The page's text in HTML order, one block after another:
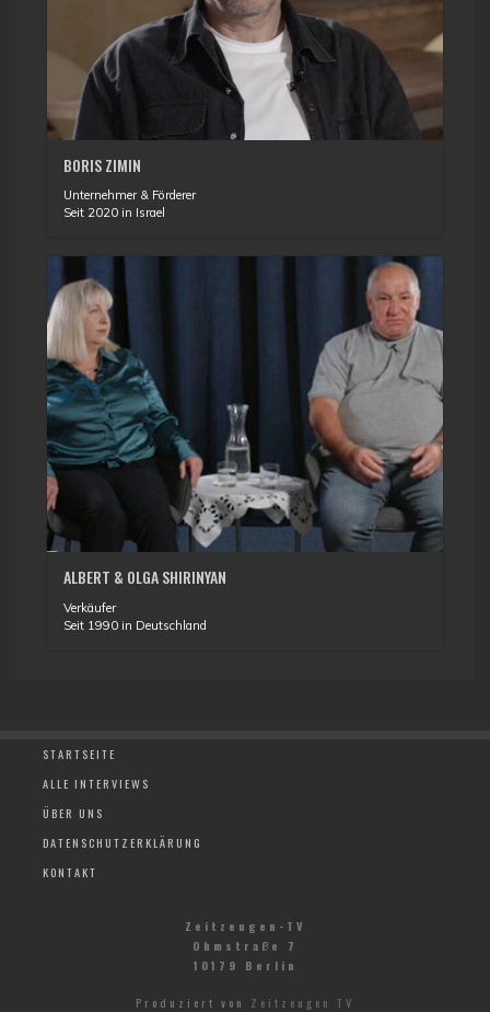
BORIS ZIMIN
Unternehmer & Förderer
Seit 2020 in Israel
ALBERT & OLGA SHIRINYAN
Verkäufer
Seit 1990 in Deutschland
STARTSEITE
ALLE INTERVIEWS
ÜBER UNS
DATENSCHUTZERKLÄRUNG
KONTAKT
Zeitzeugen-TV
Ohmstraße 7
10179 Berlin
Produziert von Zeitzeugen TV